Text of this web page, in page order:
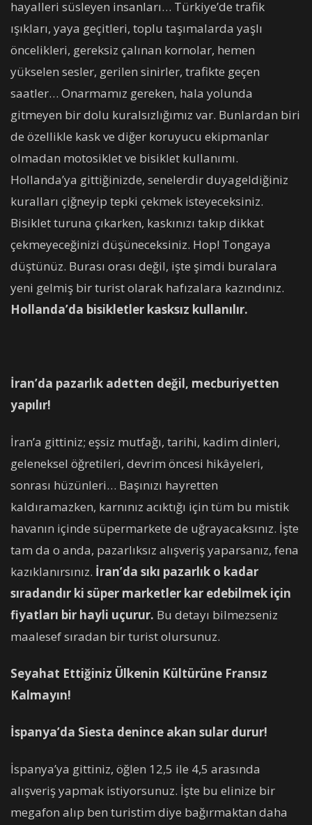
hayalleri süsleyen insanları… Türkiye’de trafik
ışıkları, yaya geçitleri, toplu taşımalarda yaşlı
öncelikleri, gereksiz çalınan kornolar, hemen
yükselen sesler, gerilen sinirler, trafikte geçen
saatler… Onarmamız gereken, hala yolunda
gitmeyen bir dolu kuralsızlığımız var. Bunlardan biri
de özellikle kask ve diğer koruyucu ekipmanlar
olmadan motosiklet ve bisiklet kullanımı.
Hollanda’ya gittiğinizde, senelerdir duyageldiğiniz
kuralları çiğneyip tepki çekmek isteyeceksiniz.
Bisiklet turuna çıkarken, kaskınızı takıp dikkat
çekmeyeceğinizi düşüneceksiniz. Hop! Tongaya
düştünüz. Burası orası değil, işte şimdi buralara
yeni gelmiş bir turist olarak hafızalara kazındınız.
Hollanda’da bisikletler kasksız kullanılır.
İran’da pazarlık adetten değil, mecburiyetten
yapılır!
İran’a gittiniz; eşsiz mutfağı, tarihi, kadim dinleri,
geleneksel öğretileri, devrim öncesi hikâyeleri,
sonrası hüzünleri… Başınızı hayretten
kaldıramazken, karnınız acıktığı için tüm bu mistik
havanın içinde süpermarkete de uğrayacaksınız. İşte
tam da o anda, pazarlıksız alışveriş yaparsanız, fena
kazıklanırsınız. İran’da sıkı pazarlık o kadar
sıradandır ki süper marketler kar edebilmek için
fiyatları bir hayli uçurur. Bu detayı bilmezseniz
maalesef sıradan bir turist olursunuz.
Seyahat Ettiğiniz Ülkenin Kültürüne Fransız
Kalmayın!
İspanya’da Siesta denince akan sular durur!
İspanya’ya gittiniz, öğlen 12,5 ile 4,5 arasında
alışveriş yapmak istiyorsunuz. İşte bu elinize bir
megafon alıp ben turistim diye bağırmaktan daha